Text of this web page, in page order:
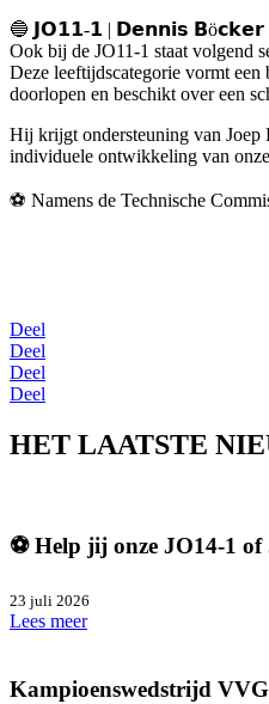
🔵 𝗝𝗢𝟭𝟭-𝟭 | 𝗗𝗲𝗻𝗻𝗶𝘀 𝗕ö𝗰𝗸𝗲𝗿
Ook bij de JO11-1 staat volgend
Deze leeftijdscategorie vormt
doorlopen en beschikt over een
Hij krijgt ondersteuning van Joep
individuele ontwikkeling van
⚽️ Namens de Technische
Deel
Deel
Deel
Deel
HET LAATSTE
⚽️ Help jij onze JO14-1
23 juli 2026
Lees meer
Kampioenswedstrijd VVG